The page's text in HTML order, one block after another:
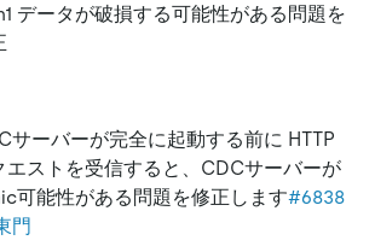
データが破損する可能性がある問題を
サーバーが完全に起動する前に HTTP
エストを受信すると、CDCサーバーが
可能性がある問題を修正します#6838
門